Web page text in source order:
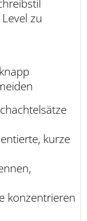
zu
kurze
konzentrieren